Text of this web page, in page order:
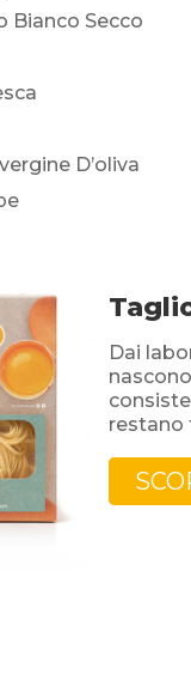
Bianco Secco
D’oliva
Dai
restano